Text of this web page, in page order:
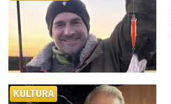
KULTURA